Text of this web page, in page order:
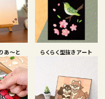
あ〜と らくらく型抜きアート